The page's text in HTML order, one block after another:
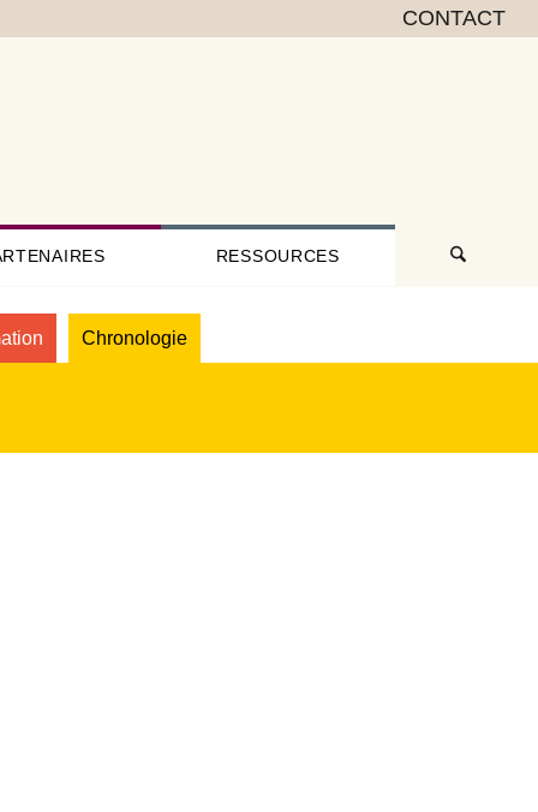
CONTACT
RESSOURCES
Chronologie